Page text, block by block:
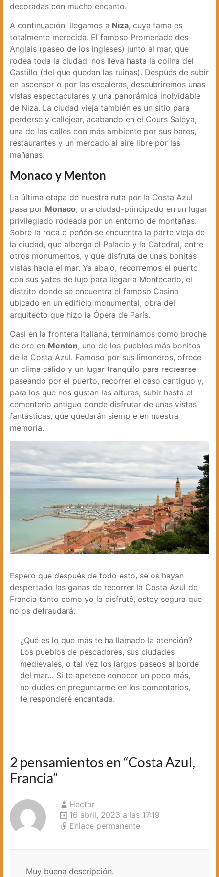
decoradas con mucho encanto.
A continuación, llegamos a Niza, cuya fama es
totalmente merecida. El famoso Promenade des
Anglais (paseo de los ingleses) junto al mar, que
rodea toda la ciudad, nos lleva hasta la colina del
Castillo (del que quedan las ruinas). Después de subir
en ascensor o por las escaleras, descubriremos unas
vistas espectaculares y una panorámica inolvidable
de Niza. La ciudad vieja también es un sitio para
perderse y callejear, acabando en el Cours Saléya,
una de las calles con más ambiente por sus bares,
restaurantes y un mercado al aire libre por las
mañanas.
Monaco y Menton
La última etapa de nuestra ruta por la Costa Azul
pasa por Monaco, una ciudad-principado en un lugar
privilegiado rodeada por un entorno de montañas.
Sobre la roca o peñón se encuentra la parte vieja de
la ciudad, que alberga el Palacio y la Catedral, entre
otros monumentos, y que disfruta de unas bonitas
vistas hacia el mar. Ya abajo, recorremos el puerto
con sus yates de lujo para llegar a Montecarlo, el
distrito donde se encuentra el famoso Casino
ubicado en un edificio monumental, obra del
arquitecto que hizo la Ópera de París.
Casi en la frontera italiana, terminamos como broche
de oro en Menton, uno de los pueblos más bonitos
de la Costa Azul. Famoso por sus limoneros, ofrece
un clima cálido y un lugar tranquilo para recrearse
paseando por el puerto, recorrer el caso cantiguo y,
para los que nos gustan las alturas, subir hasta el
cementerio antiguo donde disfrutar de unas vistas
fantásticas, que quedarán siempre en nuestra
memoria.
Espero que después de todo esto, se os hayan
despertado las ganas de recorrer la Costa Azul de
Francia tanto como yo la disfruté, estoy segura que
no os defraudará.
¿Qué es lo que más te ha llamado la atención?
Los pueblos de pescadores, sus ciudades
medievales, o tal vez los largos paseos al borde
del mar… Si te apetece conocer un poco más,
no dudes en preguntarme en los comentarios,
te responderé encantada.
2 pensamientos en “Costa Azul,
Francia”
Hector
16 abril, 2023 a las 17:19
Enlace permanente
Muy buena descripción.